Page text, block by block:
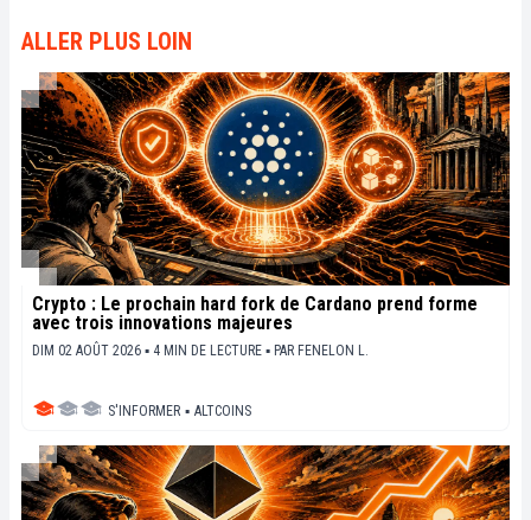
ALLER PLUS LOIN
Crypto : Le prochain hard fork de Cardano prend forme
avec trois innovations majeures
DIM 02 AOÛT 2026 ▪ 4 MIN DE LECTURE ▪ PAR FENELON L.
S'INFORMER ▪ ALTCOINS